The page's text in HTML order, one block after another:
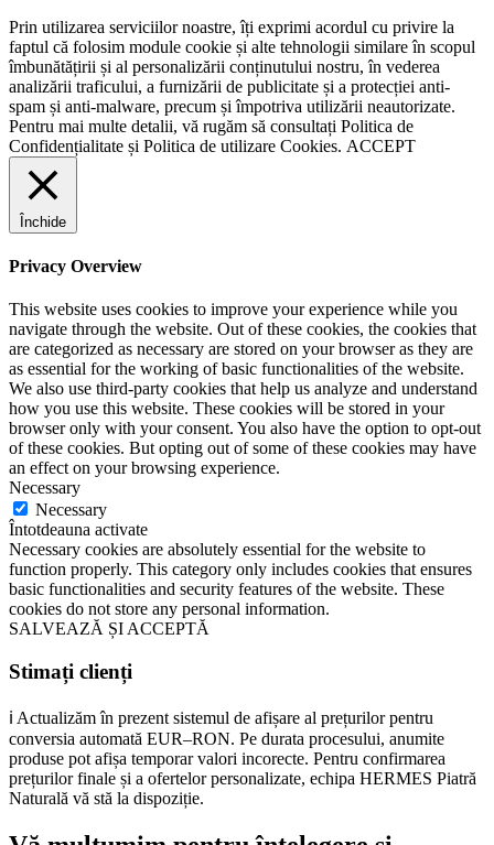
Prin utilizarea serviciilor noastre, îți exprimi acordul cu privire la
faptul că folosim module cookie și alte tehnologii similare în scopul
îmbunătățirii și al personalizării conținutului nostru, în vederea
analizării traficului, a furnizării de publicitate și a protecției anti-
spam și anti-malware, precum și împotriva utilizării neautorizate.
Pentru mai multe detalii, vă rugăm să consultați Politica de
Confidențialitate și Politica de utilizare Cookies. ACCEPT
Închide
Privacy Overview
This website uses cookies to improve your experience while you
navigate through the website. Out of these cookies, the cookies that
are categorized as necessary are stored on your browser as they are
as essential for the working of basic functionalities of the website.
We also use third-party cookies that help us analyze and understand
how you use this website. These cookies will be stored in your
browser only with your consent. You also have the option to opt-out
of these cookies. But opting out of some of these cookies may have
an effect on your browsing experience.
Necessary
Necessary
Întotdeauna activate
Necessary cookies are absolutely essential for the website to
function properly. This category only includes cookies that ensures
basic functionalities and security features of the website. These
cookies do not store any personal information.
SALVEAZĂ ȘI ACCEPTĂ
Stimați clienți
ℹ️ Actualizăm în prezent sistemul de afișare al prețurilor pentru
conversia automată EUR–RON. Pe durata procesului, anumite
produse pot afișa temporar valori incorecte. Pentru confirmarea
prețurilor finale și a ofertelor personalizate, echipa HERMES Piatră
Naturală vă stă la dispoziție.